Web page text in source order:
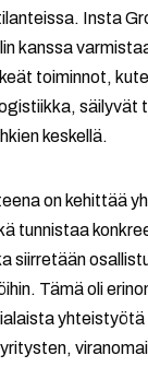
Insta
kanssa
toiminnot,
säilyvät
keskellä.
on kehittää
tunnistaa
siirretään
Tämä oli
yhteistyötä